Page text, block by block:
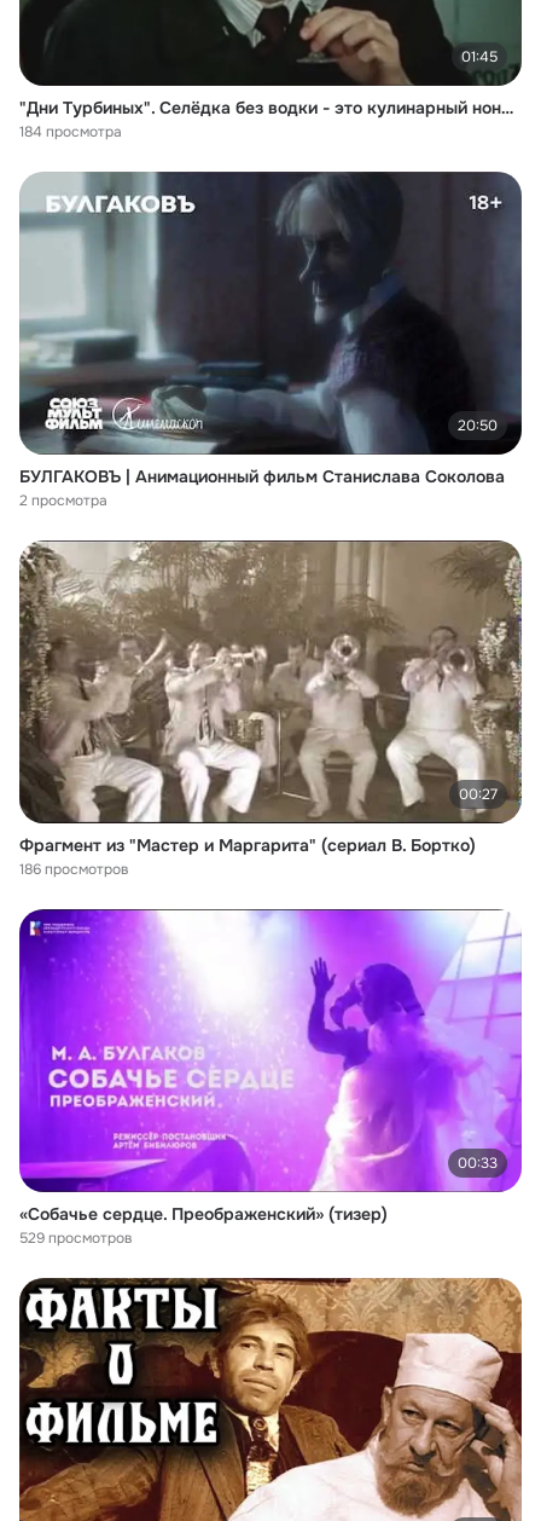
01:45
"Дни Турбиных". Селёдка без водки - это кулинарный нонсенс.
184 просмотра
20:50
БУЛГАКОВЪ | Анимационный фильм Станислава Соколова
2 просмотра
00:27
Фрагмент из "Мастер и Маргарита" (сериал В. Бортко)
186 просмотров
00:33
«Собачье сердце. Преображенский» (тизер)
529 просмотров